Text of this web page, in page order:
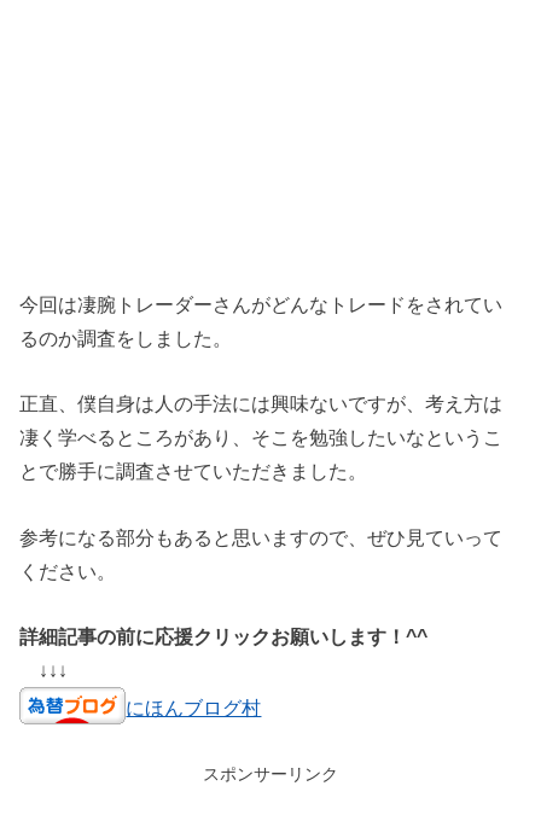
今回は凄腕トレーダーさんがどんなトレードをされてい
るのか調査をしました。
正直、僕自身は人の手法には興味ないですが、考え方は
凄く学べるところがあり、そこを勉強したいなというこ
とで勝手に調査させていただきました。
参考になる部分もあると思いますので、ぜひ見ていって
ください。
詳細記事の前に応援クリックお願いします！^^
↓↓↓
にほんブログ村
スポンサーリンク